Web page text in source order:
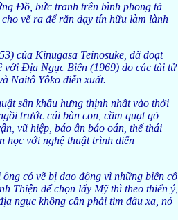
Đồ, bức tranh trên bình phong tả
vẽ ra để răn dạy tín hữu làm lành
của Kinugasa Teinosuke, đã đoạt
Địa Ngục Biến (1969) do các tài tử
Naitô Yôko diễn xuất.
sân khấu hưng thịnh nhất vào thời
trước cái bàn con, cầm quạt gỏ
vũ hiệp, báo ân báo oán, thế thái
học với nghệ thuật trình diễn
có vẽ bị dao động vì những biến cố
Thiện để chọn lấy Mỹ thì theo thiển ý,
ngục không cần phải tìm đâu xa, nó